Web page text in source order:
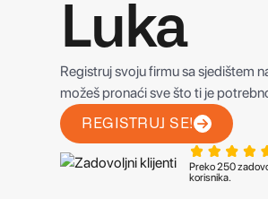
Luka
Registruj svoju firmu sa sjedištem
možeš pronaći sve što ti je
REGISTRUJ SE!
REGISTRUJ SE!Preko 250
korisnika.